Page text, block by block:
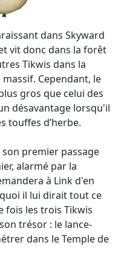
dans Skyward
vit donc dans la forêt
Tikwis dans la
Cependant, le
gros que celui des
désavantage lorsqu'il
touffes d’herbe.
premier passage
alarmé par la
à Link d'en
il lui dirait tout ce
fois les trois Tikwis
trésor : le lance-
dans le Temple de